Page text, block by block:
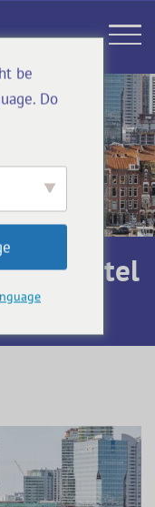
herstel
be
Do